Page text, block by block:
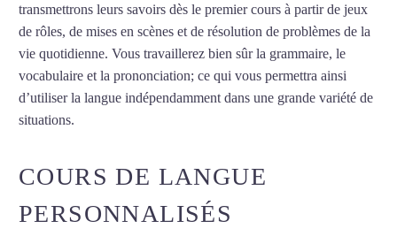
transmettrons leurs savoirs dès le premier cours à partir de jeux
de rôles, de mises en scènes et de résolution de problèmes de la
vie quotidienne. Vous travaillerez bien sûr la grammaire, le
vocabulaire et la prononciation; ce qui vous permettra ainsi
d’utiliser la langue indépendamment dans une grande variété de
situations.
COURS DE LANGUE
PERSONNALISÉS